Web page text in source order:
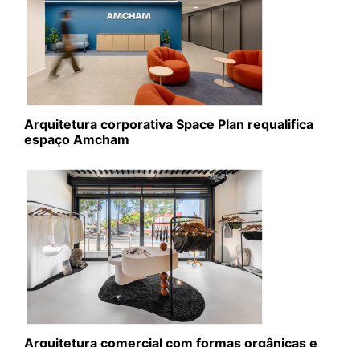
Arquitetura corporativa Space Plan requalifica
espaço Amcham
Arquitetura comercial com formas orgânicas e